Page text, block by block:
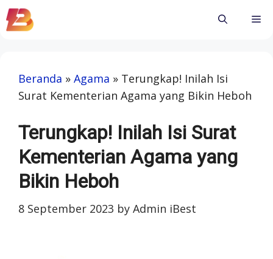
Skip
to
Beranda » Agama » Terungkap! Inilah Isi
Surat Kementerian Agama yang Bikin Heboh
Terungkap! Inilah Isi Surat
Kementerian Agama yang
Bikin Heboh
8 September 2023 by Admin iBest